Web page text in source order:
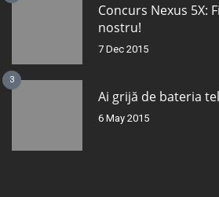
Concurs Nexus 5X:
nostru!
7 Dec 2015
3
Ai grijă de bateria
6 May 2015